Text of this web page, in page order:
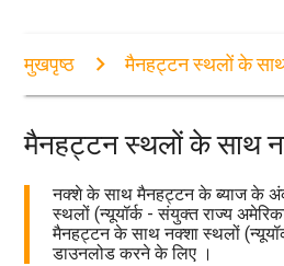
मुखपृष्ठ मैनहट्टन स्थलों के
मैनहट्टन स्थलों के साथ
नक्शे के साथ मैनहट्टन के ब्याज के
स्थलों (न्यूयॉर्क - संयुक्त राज्य
मैनहट्टन के साथ नक्शा स्थलों
डाउनलोड करने के लिए ।